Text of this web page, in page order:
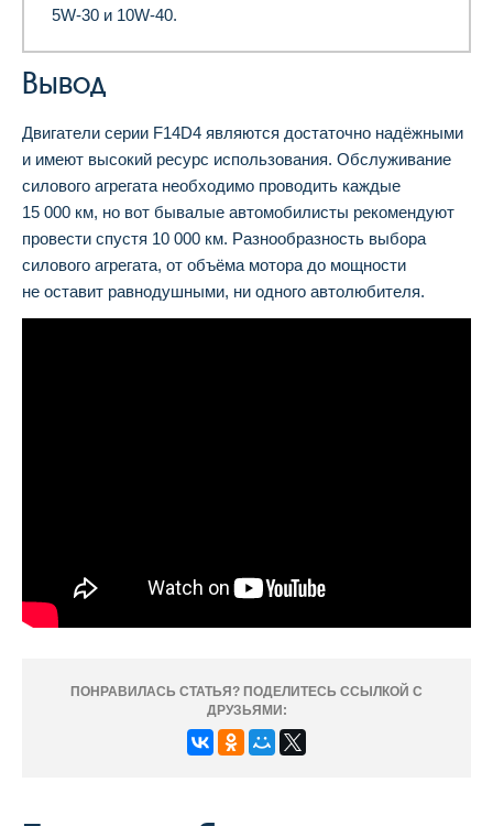
5W-30 и 10W-40.
Вывод
Двигатели серии F14D4 являются достаточно надёжными
и имеют высокий ресурс использования. Обслуживание
силового агрегата необходимо проводить каждые
15 000 км, но вот бывалые автомобилисты рекомендуют
провести спустя 10 000 км. Разнообразность выбора
силового агрегата, от объёма мотора до мощности
не оставит равнодушными, ни одного автолюбителя.
ПОНРАВИЛАСЬ СТАТЬЯ? ПОДЕЛИТЕСЬ ССЫЛКОЙ С
ДРУЗЬЯМИ: